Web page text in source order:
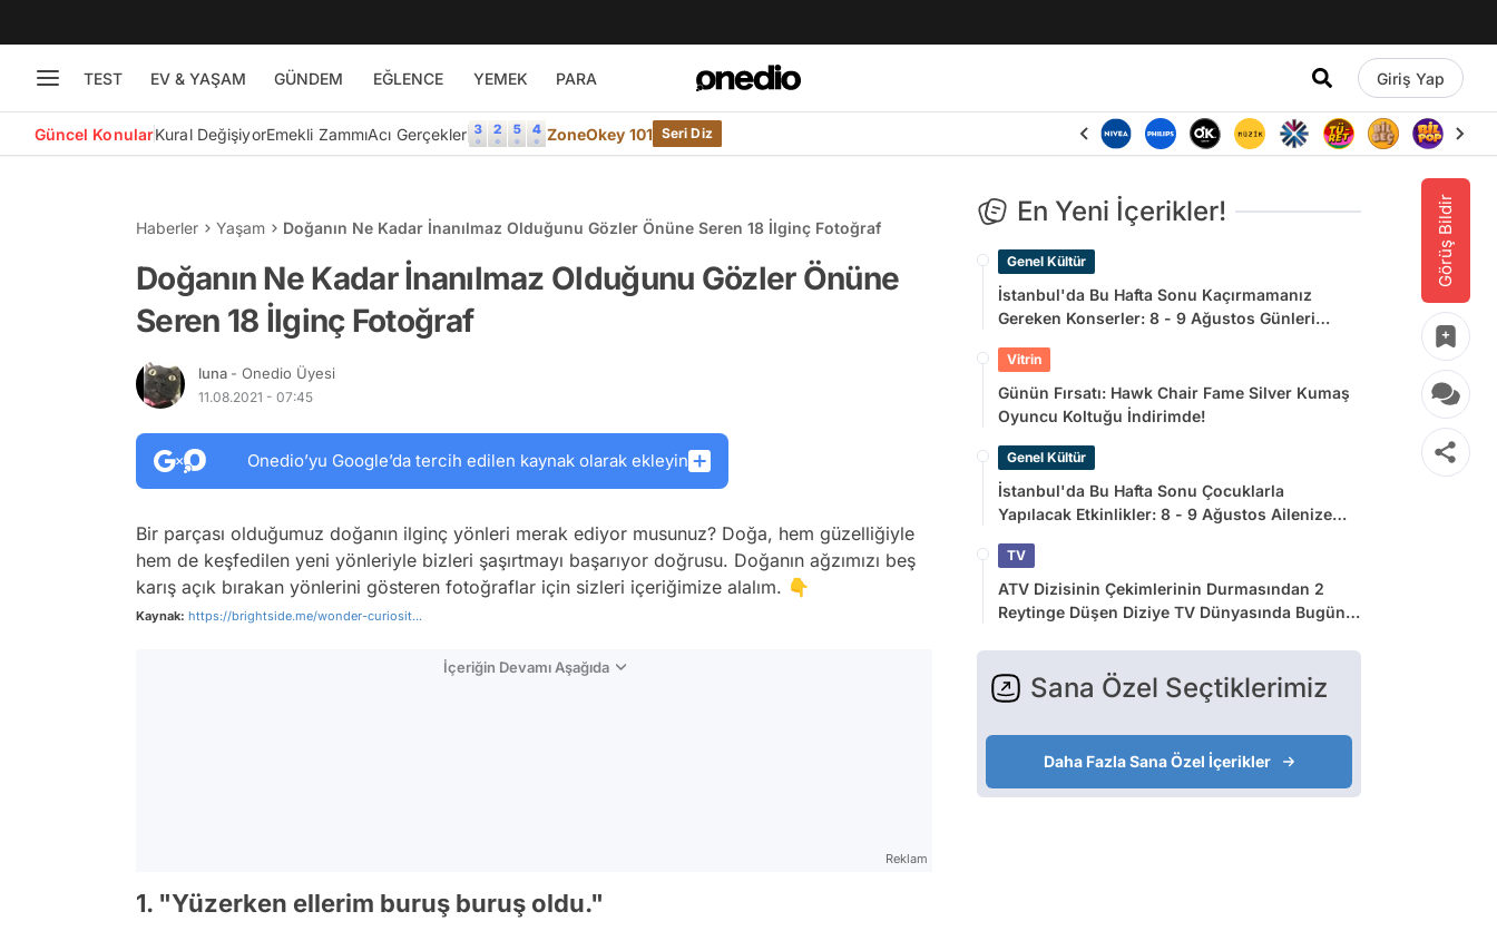
TEST EV & YAŞAM GÜNDEM EĞLENCE YEMEK PARA Giriş Yap
Güncel KonularKural DeğişiyorEmekli ZammıAcı Gerçekler ZoneOkey 101 Seri Diz
Görüş Bildir
Haberler Yaşam Doğanın Ne Kadar İnanılmaz Olduğunu Gözler Önüne Seren 18 İlginç Fotoğraf
Doğanın Ne Kadar İnanılmaz Olduğunu Gözler Önüne
Seren 18 İlginç Fotoğraf
luna - Onedio Üyesi
11.08.2021 - 07:45
Onedio’yu Google’da tercih edilen kaynak olarak ekleyin
Bir parçası olduğumuz doğanın ilginç yönleri merak ediyor musunuz? Doğa, hem güzelliğiyle
hem de keşfedilen yeni yönleriyle bizleri şaşırtmayı başarıyor doğrusu. Doğanın ağzımızı beş
karış açık bırakan yönlerini gösteren fotoğraflar için sizleri içeriğimize alalım. 👇
Kaynak: https://brightside.me/wonder-curiosit...
İçeriğin Devamı Aşağıda
Reklam
1. "Yüzerken ellerim buruş buruş oldu."
En Yeni İçerikler!
Genel Kültür
İstanbul'da Bu Hafta Sonu Kaçırmamanız
Gereken Konserler: 8 - 9 Ağustos Günleri
Vitrin
Günün Fırsatı: Hawk Chair Fame Silver Kumaş
Oyuncu Koltuğu İndirimde!
Genel Kültür
İstanbul'da Bu Hafta Sonu Çocuklarla
Yapılacak Etkinlikler: 8 - 9 Ağustos Ailenize
TV
ATV Dizisinin Çekimlerinin Durmasından 2
Reytinge Düşen Diziye TV Dünyasında Bugün
Sana Özel Seçtiklerimiz
Daha Fazla Sana Özel İçerikler